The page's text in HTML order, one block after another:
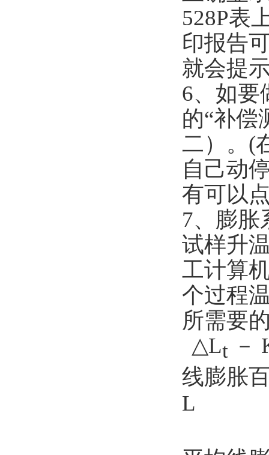
528P表
印报告
就会提
6、如要
的“补偿
二）。 (
自己动
有可以
7、膨胀
试样升
工计算
个过程
所需要
△Lt －
线膨胀
L